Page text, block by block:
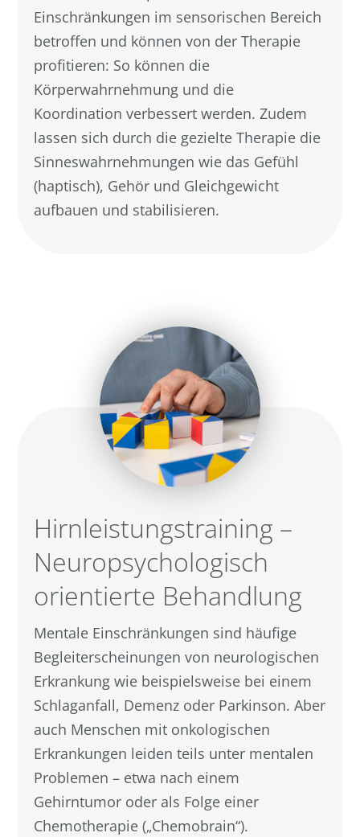
Einschränkungen im sensorischen Bereich
betroffen und können von der Therapie
profitieren: So können die
Körperwahrnehmung und die
Koordination verbessert werden. Zudem
lassen sich durch die gezielte Therapie die
Sinneswahrnehmungen wie das Gefühl
(haptisch), Gehör und Gleichgewicht
aufbauen und stabilisieren.
Hirnleistungstraining –
Neuropsychologisch
orientierte Behandlung
Mentale Einschränkungen sind häufige
Begleiterscheinungen von neurologischen
Erkrankung wie beispielsweise bei einem
Schlaganfall, Demenz oder Parkinson. Aber
auch Menschen mit onkologischen
Erkrankungen leiden teils unter mentalen
Problemen – etwa nach einem
Gehirntumor oder als Folge einer
Chemotherapie („Chemobrain“).